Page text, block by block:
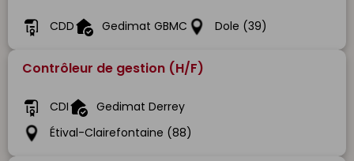
CDD Gedimat GBMC Dole (39)
Contrôleur de gestion (H/F)
CDI
Gedimat Derrey
Étival-Clairefontaine (88)